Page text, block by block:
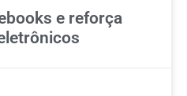
e reforça